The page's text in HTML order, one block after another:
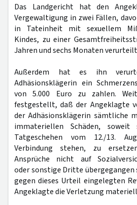
Das Landgericht hat den
Vergewaltigung in zwei Fällen,
in Tateinheit mit sexuellem
Kindes, zu einer
Jahren und sechs Monaten
Außerdem hat es ihn
Adhäsionsklägerin ein
von 5.000 Euro zu zahlen.
festgestellt, daß der Angeklagte
der Adhäsionsklägerin sämtliche
immateriellen Schäden,
Tatgeschehen vom 12./13.
Verbindung stehen, zu
Ansprüche nicht auf
oder sonstige Dritte übergegangen
gegen dieses Urteil eingelegten
Angeklagte die Verletzung